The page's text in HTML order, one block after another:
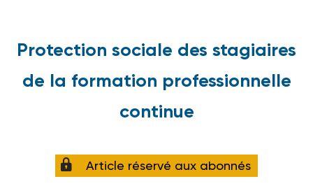
Protection sociale des stagiaires
de la formation professionnelle
continue
Article réservé aux abonnés